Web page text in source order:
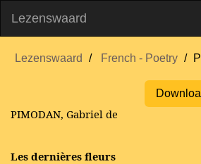
Lezenswaard
Lezenswaard French - Poetry
PIMODAN, Gabriel de
Les dernières fleurs